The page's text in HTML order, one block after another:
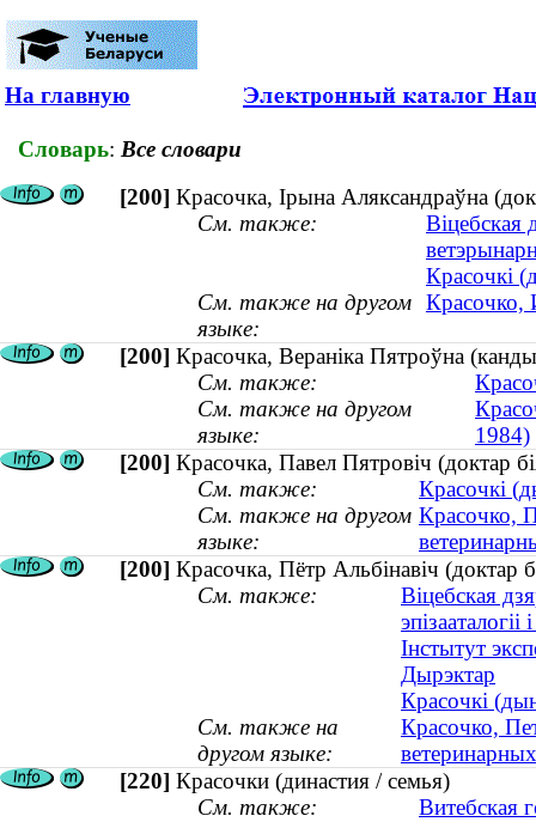
На главную
Словарь: Все словари
[200] Красочка, Ірына Аляксандраўна
См. также:
Віцебская
Красочкі
См. также на другом
языке:
Красочко,
[200] Красочка, Вераніка Пятроўна
См. также:
См. также на другом
языке:
1984)
[200] Красочка, Павел Пятровіч (доктар
См. также:
Красочкі
См. также на другом
языке:
Красочко,
[200] Красочка, Пётр Альбінавіч (доктар
См. также:
Віцебская
Інстытут
Дырэктар
Красочкі
См. также на
другом языке:
Красочко,
[220] Красочки (династия / семья)
См. также:
Витебская